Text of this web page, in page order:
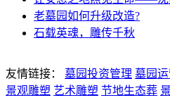
老墓园如何升级改造?
石载英魂，雕传千秋
友情链接： 墓园投资管理 墓园
景观雕塑 艺术雕塑 节地生态葬